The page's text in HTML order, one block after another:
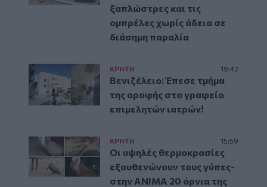
ξαπλώστρες και τις
ομπρέλες χωρίς άδεια σε
διάσημη παραλία
ΚΡΗΤΗ 19:42
Βενιζέλειο: Έπεσε τμήμα
της οροφής στο γραφείο
επιμελητών ιατρών!
ΚΡΗΤΗ 15:59
Οι υψηλές θερμοκρασίες
εξουθενώνουν τους γύπες-
στην ΑΝΙΜΑ 20 όρνια της